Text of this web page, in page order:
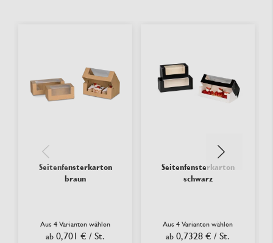
Seitenfensterkarton
braun
Aus 4 Varianten wählen
ab 0,701 € / St.
Seitenfensterkarton
schwarz
Aus 4 Varianten wählen
ab 0,7328 € / St.